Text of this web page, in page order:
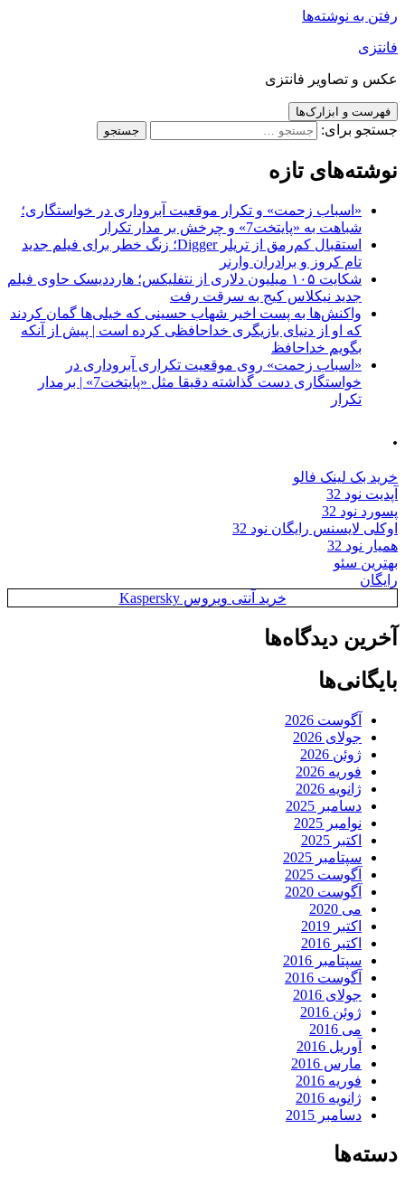
رفتن به نوشته‌ها
فانتزی
عکس و تصاویر فانتزی
فهرست و ابزارک‌ها
جستجو برای:
نوشته‌های تازه
«اسباب زحمت» و تکرار موقعیت آبروداری در خواستگاری؛
شباهت به «پایتخت7» و چرخش بر مدار تکرار
استقبال کم‌رمق از تریلر Digger؛ زنگ خطر برای فیلم جدید
تام کروز و برادران وارنر
شکایت ۱۰۵ میلیون دلاری از نتفلیکس؛ هارددیسک حاوی فیلم
جدید نیکلاس کیج به سرقت رفت
واکنش‌ها به پست اخیر شهاب حسینی که خیلی‌ها گمان کردند
که او از دنیای بازیگری خداحافظی کرده است | پیش از آنکه
بگویم خداحافظ
«اسباب زحمت» روی موقعیت تکراری آبروداری در
خواستگاری دست گذاشته دقیقا مثل «پایتخت7» | برمدار
تکرار
.
خرید بک لینک فالو
آپدیت نود 32
پسورد نود 32
اوکلی لایسنس رایگان نود 32
همیار نود 32
بهترین سئو
رایگان
خرید آنتی ویروس Kaspersky
آخرین دیدگاه‌ها
بایگانی‌ها
آگوست 2026
جولای 2026
ژوئن 2026
فوریه 2026
ژانویه 2026
دسامبر 2025
نوامبر 2025
اکتبر 2025
سپتامبر 2025
آگوست 2025
آگوست 2020
می 2020
اکتبر 2019
اکتبر 2016
سپتامبر 2016
آگوست 2016
جولای 2016
ژوئن 2016
می 2016
آوریل 2016
مارس 2016
فوریه 2016
ژانویه 2016
دسامبر 2015
دسته‌ها